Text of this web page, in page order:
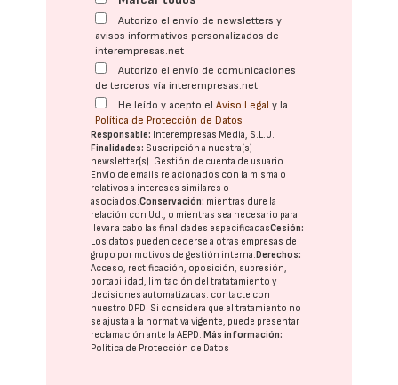
Autorizo el envío de newsletters y
avisos informativos personalizados de
interempresas.net
Autorizo el envío de comunicaciones
de terceros vía interempresas.net
He leído y acepto elAviso Legal y la
Política de Protección de Datos
Responsable: Interempresas Media, S.L.U.
Finalidades: Suscripción a nuestra(s)
newsletter(s). Gestión de cuenta de usuario.
Envío de emails relacionados con la misma o
relativos a intereses similares o
asociados.Conservación: mientras dure la
relación con Ud., o mientras sea necesario para
llevar a cabo las finalidades especificadasCesión:
Los datos pueden cederse a otras empresas del
grupo por motivos de gestión interna. Derechos:
Acceso, rectificación, oposición, supresión,
portabilidad, limitación del tratatamiento y
decisiones automatizadas: contacte con
nuestro DPD. Si considera que el tratamiento no
se ajusta a la normativa vigente, puede presentar
reclamación ante laAEPD. Más información:
Política de Protección de Datos